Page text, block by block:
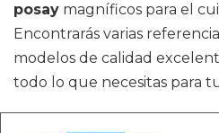
posay magníficos para el
Encontrarás varias
modelos de calidad
todo lo que necesitas para